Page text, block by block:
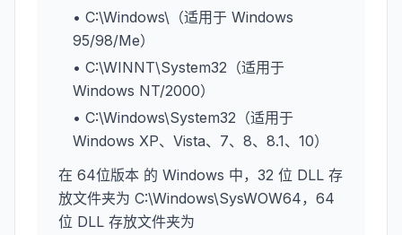
• C:\Windows\（适用于 Windows
95/98/Me）
• C:\WINNT\System32（适用于
Windows NT/2000）
• C:\Windows\System32（适用于
Windows XP、Vista、7、8、8.1、10）
在 64位版本 的 Windows 中，32 位 DLL 存
放文件夹为 C:\Windows\SysWOW64，64
位 DLL 存放文件夹为